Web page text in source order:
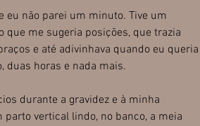
eu não parei um minuto. Tive um
me sugeria posições, que trazia
e até adivinhava quando eu queria
duas horas e nada mais.
durante a gravidez e à minha
vertical lindo, no banco, a meia